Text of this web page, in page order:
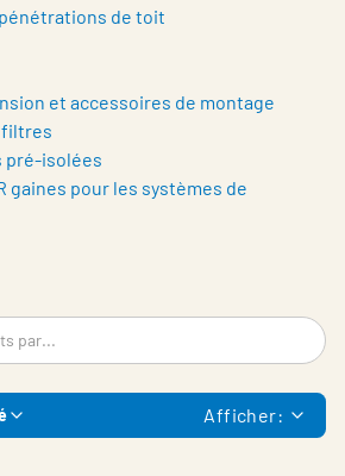
de toit
et accessoires de montage
filtres
pré-isolées
gaines pour les systèmes de
Afficher: